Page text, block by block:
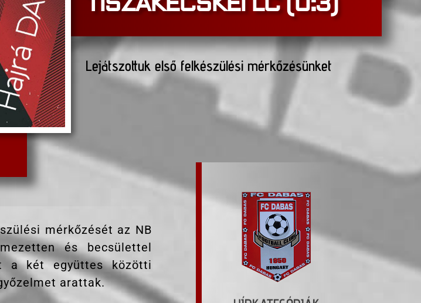
Lejátszottuk első felkészülési mérkőzésünket
mérkőzését az NB
és becsülettel
a két együttes közötti
arattak.